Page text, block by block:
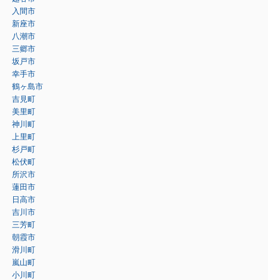
入間市
新座市
八潮市
三郷市
坂戸市
幸手市
鶴ヶ島市
吉見町
美里町
神川町
上里町
杉戸町
松伏町
所沢市
蓮田市
日高市
吉川市
三芳町
朝霞市
滑川町
嵐山町
小川町